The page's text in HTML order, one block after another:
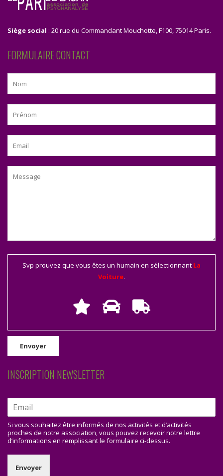
Siège social : 20 rue du Commandant Mouchotte, F100, 75014 Paris.
FORMULAIRE CONTACT
Svp prouvez que vous êtes un humain en sélectionnant La
Voiture.
INSCRIPTION NEWSLETTER
Si vous souhaitez être informés de nos activités et d’activités
proches de notre association, vous pouvez recevoir notre lettre
d’informations en remplissant le formulaire ci-dessus.
Envoyer